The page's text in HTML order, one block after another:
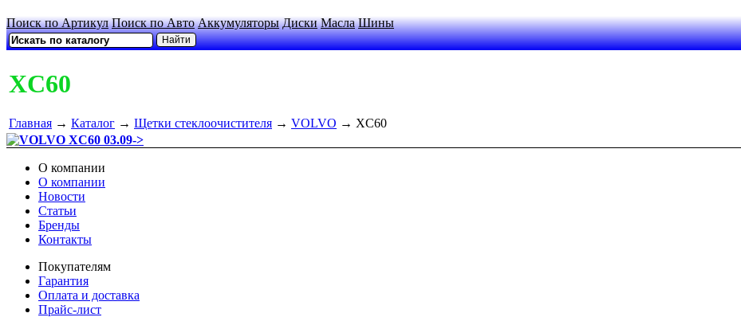
Поиск по Артикул Поиск по Авто Аккумуляторы Диски Масла Шины
XC60
Главная → Каталог → Щетки стеклоочистителя → VOLVO → XC60
VOLVO XC60 03.09->
О компании
О компании
Новости
Статьи
Бренды
Контакты
Покупателям
Гарантия
Оплата и доставка
Прайс-лист